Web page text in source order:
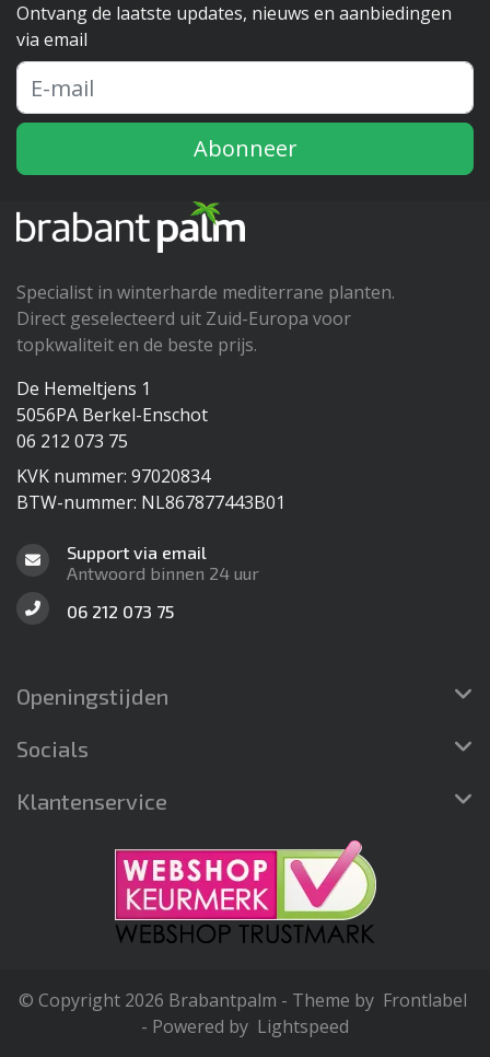
Ontvang de laatste updates, nieuws en aanbiedingen
via email
Abonneer
Specialist in winterharde mediterrane planten.
Direct geselecteerd uit Zuid-Europa voor
topkwaliteit en de beste prijs.
De Hemeltjens 1
5056PA Berkel-Enschot
06 212 073 75
KVK nummer: 97020834
BTW-nummer: NL867877443B01
Support via email
Antwoord binnen 24 uur
06 212 073 75
Openingstijden
Socials
Klantenservice
© Copyright 2026 Brabantpalm - Theme by Frontlabel
- Powered by Lightspeed